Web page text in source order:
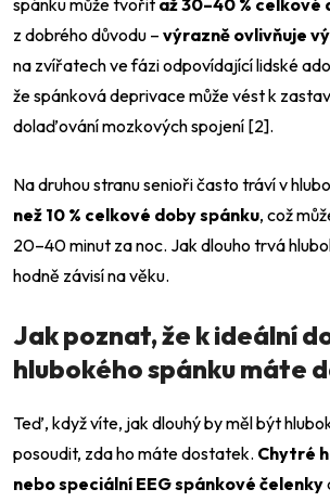
spánku může tvořit až 30–40 % celkové
z dobrého důvodu – výrazně ovlivňuje
na zvířatech ve fázi odpovídající lidské
že spánková deprivace může vést k
dolaďování mozkových spojení [2].
Na druhou stranu senioři často tráví v
než 10 % celkové doby spánku, což
20–40 minut za noc. Jak dlouho trvá
hodně závisí na věku.
Jak poznat, že k ideální
hlubokého spánku máte
Teď, když víte, jak dlouhý by měl být
posoudit, zda ho máte dostatek. Chytré
nebo speciální EEG spánkové čelenky